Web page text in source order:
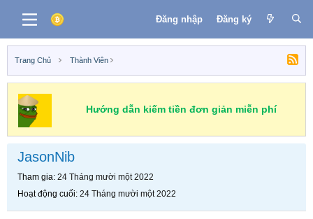
Đăng nhập Đăng ký
Trang Chủ Thành Viên
Hướng dẫn kiếm tiền đơn giản miễn phí
JasonNib
Tham gia 24 Tháng mười một 2022
Hoạt động cuối 24 Tháng mười một 2022